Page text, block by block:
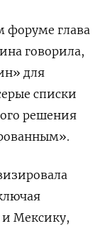
форуме глава
говорила,
для
списки
решения
Мексику,